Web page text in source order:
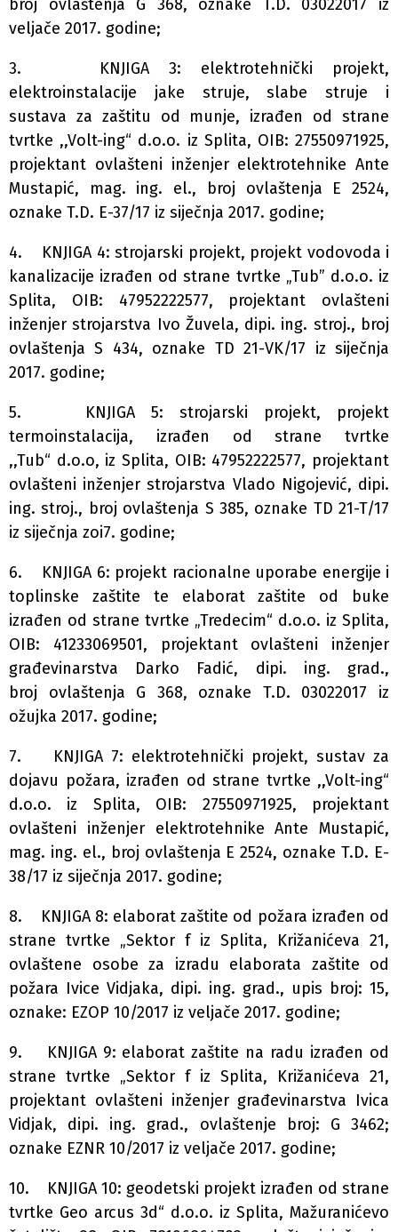
broj ovlaštenja G 368, oznake T.D. 03022017 iz
veljače 2017. godine;
3. KNJIGA 3: elektrotehnički projekt,
elektroinstalacije jake struje, slabe struje i
sustava za zaštitu od munje, izrađen od strane
tvrtke ,,Volt-ing“ d.o.o. iz Splita, OIB: 27550971925,
projektant ovlašteni inženjer elektrotehnike Ante
Mustapić, mag. ing. el., broj ovlaštenja E 2524,
oznake T.D. E-37/17 iz siječnja 2017. godine;
4. KNJIGA 4: strojarski projekt, projekt vodovoda i
kanalizacije izrađen od strane tvrtke „Tub” d.o.o. iz
Splita, OIB: 47952222577, projektant ovlašteni
inženjer strojarstva Ivo Žuvela, dipi. ing. stroj., broj
ovlaštenja S 434, oznake TD 21-VK/17 iz siječnja
2017. godine;
5. KNJIGA 5: strojarski projekt, projekt
termoinstalacija, izrađen od strane tvrtke
,,Tub“ d.o.o, iz Splita, OIB: 47952222577, projektant
ovlašteni inženjer strojarstva Vlado Nigojević, dipi.
ing. stroj., broj ovlaštenja S 385, oznake TD 21-T/17
iz siječnja zoi7. godine;
6. KNJIGA 6: projekt racionalne uporabe energije i
toplinske zaštite te elaborat zaštite od buke
izrađen od strane tvrtke „Tredecim“ d.o.o. iz Splita,
OIB: 41233069501, projektant ovlašteni inženjer
građevinarstva Darko Fadić, dipi. ing. grad.,
broj ovlaštenja G 368, oznake T.D. 03022017 iz
ožujka 2017. godine;
7. KNJIGA 7: elektrotehnički projekt, sustav za
dojavu požara, izrađen od strane tvrtke ,,Volt-ing“
d.o.o. iz Splita, OIB: 27550971925, projektant
ovlašteni inženjer elektrotehnike Ante Mustapić,
mag. ing. el., broj ovlaštenja E 2524, oznake T.D. E-
38/17 iz siječnja 2017. godine;
8. KNJIGA 8: elaborat zaštite od požara izrađen od
strane tvrtke „Sektor f iz Splita, Križanićeva 21,
ovlaštene osobe za izradu elaborata zaštite od
požara Ivice Vidjaka, dipi. ing. grad., upis broj: 15,
oznake: EZOP 10/2017 iz veljače 2017. godine;
9. KNJIGA 9: elaborat zaštite na radu izrađen od
strane tvrtke „Sektor f iz Splita, Križanićeva 21,
projektant ovlašteni inženjer građevinarstva Ivica
Vidjak, dipi. ing. grad., ovlaštenje broj: G 3462;
oznake EZNR 10/2017 iz veljače 2017. godine;
10. KNJIGA 10: geodetski projekt izrađen od strane
tvrtke Geo arcus 3d“ d.o.o. iz Splita, Mažuranićevo